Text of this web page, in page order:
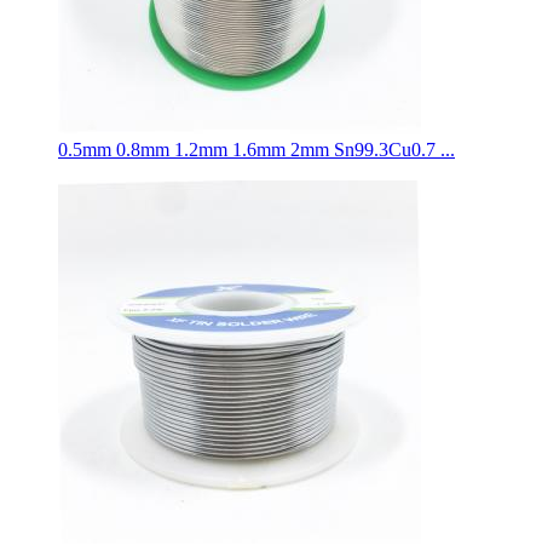
0.5mm 0.8mm 1.2mm 1.6mm 2mm Sn99.3Cu0.7 ...